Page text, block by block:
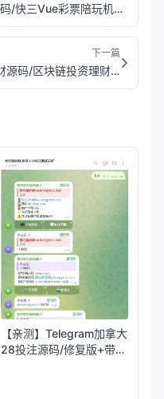
【亲测】PC28彩票投注竞猜源码/快三Vue彩票陪玩机器人源码/前端Vue编译后+后端php
下一篇
【亲测】TIMI-TON海外投资理财源码/区块链投资理财系统/前端html+后端php
【亲测】Telegram加拿大
28投注源码/修复版+带搭